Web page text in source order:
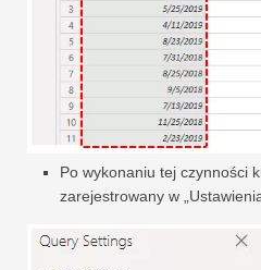
Po wykonaniu tej czynności
zarejestrowany w